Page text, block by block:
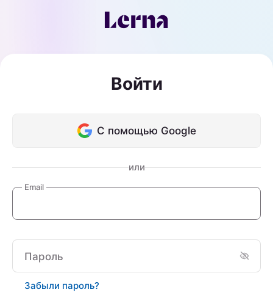
Войти
С помощью Google
или
Email
Пароль
Забыли пароль?